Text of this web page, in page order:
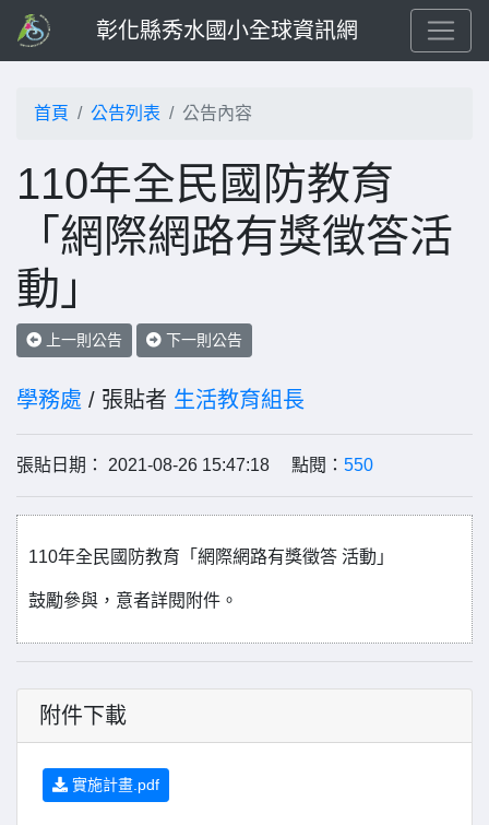
彰化縣秀水國小全球資訊網
首頁 公告列表 公告內容
110年全民國防教育
「網際網路有獎徵答活
動」
上一則公告 下一則公告
學務處 / 張貼者 生活教育組長
張貼日期： 2021-08-26 15:47:18 點閱： 550
110年全民國防教育「網際網路有獎徵答 活動」
鼓勵參與，意者詳閱附件。
附件下載
實施計畫.pdf